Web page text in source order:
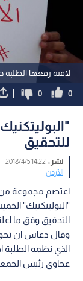
لافتة رفعها الطلبة
0
0
للتحقيق
نشر :14:22 2018/4/5
الأردن
اعتصم مجموعة من
"البوليتكنيك"
التحقيق وفق ما
وقال دعاس ان
الذي نظمه الطلبة
عجاوي رئيس